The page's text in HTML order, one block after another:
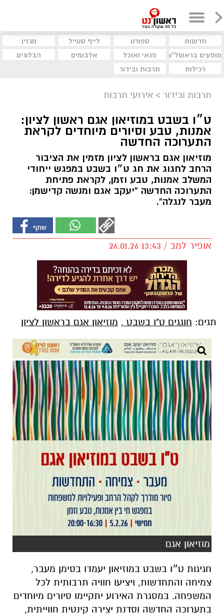
חדשות ספורט לייף סטייל
מגזין
מופעים בראשל"צ
פנאי ואוכל אלבומים
הבלוגים
רכילות
תרבות ובידור
תרבות ובידור > אירועי תרבות
ט״ו בשבט במוזיאון אגם ראשון לציון:
אמנות, טבע וסיורים מיוחדים לקראת
התערוכה החדשה
מוזיאון אגם בראשון לציון מזמין את הציבור
הרחב לחגוג את חג ט״ו בשבט במפגש ייחודי
המשלב אמנות, טבע וזמן, לקראת פתיחת
התערוכה החדשה “יעקב אגם ומנשה קדישמן:
מעבר לנגלה”.
אופיר למב / 13:43 26.01.26
תגים: חוגגים ט"ו בשבט , מוזיאון אגם בראשון לציון
מוזיאון אגם
חגיגות ט״ו בשבט במוזיאון יעמדו בסימן מעבר,
צמיחה והתחדשות, ויציעו חוויה תרבותית לכל
המשפחה. במסגרת האירוע יתקיימו סיורים מיוחדים
בתערוכה החדשה וסדנת יצירה קינטית חווייתית,